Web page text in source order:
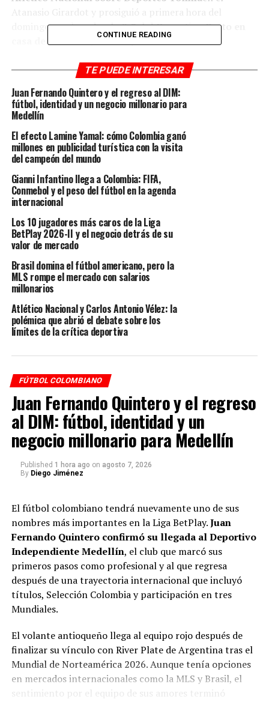
Atanasio Girardot y prosiguió a primera hora del
domingo con lagoleada 0-3 del Deportivo Pasto en
casa de Patriotas
, cuadro que está seriamente
semestre del año.
Con lo anterior sobre la mesa, el día futbolero continuó
con ocho partidos en simultáneo, esto para garantizar
luchaban por uno de los tres cupos en disputa para
las finales, mientras quelos demás optaban por ser
cabeza de serie
Cabezas de serie
Deportes Tolimaaseguró con antelación el ser cabeza
de serie, razón por la que no hubo necesidad de
programar su partido en simultáneo con los demás. En
este orden de ideas,Atlético Bucaramanga,
Independiente Santa Fe y La Equidad
por ese último cupo. Aunque el
de ser el único de ellos en no cerrar en condición de
local.
pudo reponerse; después el palo le cayó a Santa Fe, que
vio a Jaguares celebrar en Montería; finalmente,
Bucaramanga no se amilanó y previo al término de la
primera mitad logró abrir la cuenta.
Clasificados a los
cuadrangulares de la Categoría
Primera A
La disputa por la clasificación estaba centrada en cuatro
equipos (Millonarios, Junior, Once Caldas,
Independiente Medellín) por tres cupos. De ellos, los
únicos en cerrar en condición de local fueron los
bogotanos y los manizaleños, razón por la que tenían
una ligera ventaja respecto a sus rivales.
gracias al goleador Leonardo Castro; Junior sufrió
excesivamente en Palmaseca contra el Cali, razón por la
que estuvo pegado del radio escuchando los demás
partidos; Once Caldas no tuvo problemas con el
CONTINUE READING
TE PUEDE INTERESAR
Juan Fernando Quintero y el regreso al DIM:
fútbol, identidad y un negocio millonario para
Medellín
El efecto Lamine Yamal: cómo Colombia ganó
millones en publicidad turística con la visita
del campeón del mundo
Gianni Infantino llega a Colombia: FIFA,
Conmebol y el peso del fútbol en la agenda
internacional
Los 10 jugadores más caros de la Liga
BetPlay 2026-II y el negocio detrás de su
valor de mercado
Brasil domina el fútbol americano, pero la
MLS rompe el mercado con salarios
millonarios
Atlético Nacional y Carlos Antonio Vélez: la
polémica que abrió el debate sobre los
límites de la crítica deportiva
FÚTBOL COLOMBIANO
Juan Fernando Quintero y el regreso
al DIM: fútbol, identidad y un
negocio millonario para Medellín
Published 1 hora ago on agosto 7, 2026
By Diego Jiménez
El fútbol colombiano tendrá nuevamente uno de sus
nombres más importantes en la Liga BetPlay.Juan
Fernando Quintero confirmó su llegada al Deportivo
Independiente Medellín, el club que marcó sus
primeros pasos como profesional y al que regresa
después de una trayectoria internacional que incluyó
títulos, Selección Colombia y participación en tres
Mundiales.
El volante antioqueño llega al equipo rojo después de
finalizar su vínculo con River Plate de Argentina tras el
Mundial de Norteamérica 2026. Aunque tenía opciones
en mercados internacionales como la MLS y Brasil, el
sentimiento por el equipo de sus amores terminó